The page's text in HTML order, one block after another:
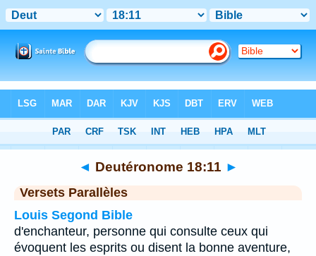
>Chapitre 18 > Verset 11
◄ Deutéronome 18:11 ►
Versets Parallèles
Louis Segond Bible
d'enchanteur, personne qui consulte ceux qui
évoquent les esprits ou disent la bonne aventure,